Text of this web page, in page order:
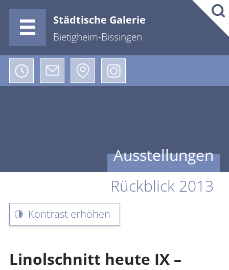
Städtische Galerie
Bietigheim-Bissingen
Ausstellungen
Rückblick 2013
Kontrast erhöhen
Linolschnitt heute IX –